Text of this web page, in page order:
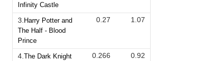
Infinity Castle
3. Harry Potter and
The Half - Blood
Prince
0.27 1.07
4. The Dark Knight 0.266
0.92